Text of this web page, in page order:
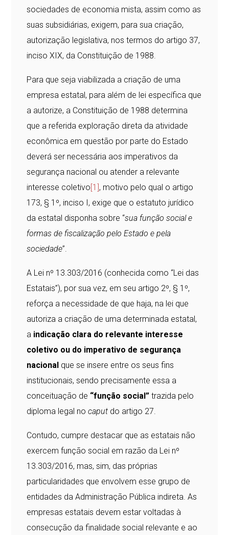
sociedades de economia mista, assim como as
suas subsidiárias, exigem, para sua criação,
autorização legislativa, nos termos do artigo 37,
inciso XIX, da Constituição de 1988.
Para que seja viabilizada a criação de uma
empresa estatal, para além de lei específica que
a autorize, a Constituição de 1988 determina
que a referida exploração direta da atividade
econômica em questão por parte do Estado
deverá ser necessária aos imperativos da
segurança nacional ou atender a relevante
interesse coletivo [1] , motivo pelo qual o artigo
173, § 1º, inciso I, exige que o estatuto jurídico
da estatal disponha sobre “sua função social e
formas de fiscalização pelo Estado e pela
sociedade”.
A Lei nº 13.303/2016 (conhecida como “Lei das
Estatais”), por sua vez, em seu artigo 2º, § 1º,
reforça a necessidade de que haja, na lei que
autoriza a criação de uma determinada estatal,
a indicação clara do relevante interesse
coletivo ou do imperativo de segurança
nacional que se insere entre os seus fins
institucionais, sendo precisamente essa a
conceituação de “função social”trazida pelo
diploma legal nocaput do artigo 27.
Contudo, cumpre destacar que as estatais não
exercem função social em razão da Lei nº
13.303/2016, mas, sim, das próprias
particularidades que envolvem esse grupo de
entidades da Administração Pública indireta. As
empresas estatais devem estar voltadas à
consecução da finalidade social relevante e ao